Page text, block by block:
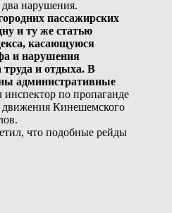
два нарушения.
пассажирских
и ту же статью
касающуюся
и нарушения
труда и отдыха. В
административные
инспектор по пропаганде
движения Кинешемского
что подобные рейды